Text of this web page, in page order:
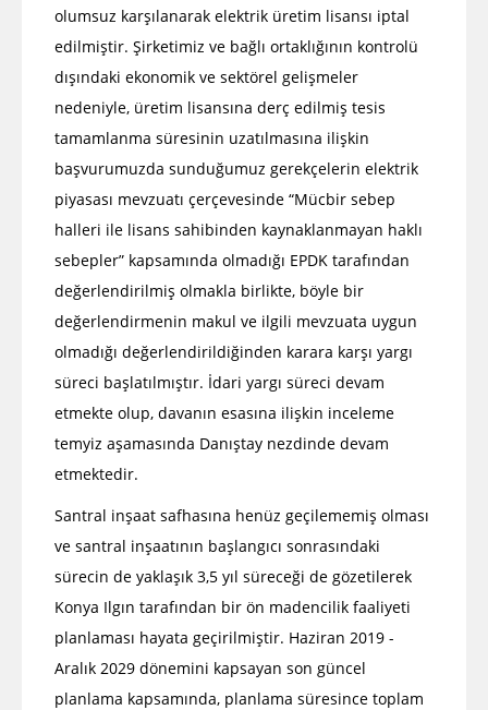
olumsuz karşılanarak elektrik üretim lisansı iptal
edilmiştir. Şirketimiz ve bağlı ortaklığının kontrolü
dışındaki ekonomik ve sektörel gelişmeler
nedeniyle, üretim lisansına derç edilmiş tesis
tamamlanma süresinin uzatılmasına ilişkin
başvurumuzda sunduğumuz gerekçelerin elektrik
piyasası mevzuatı çerçevesinde “Mücbir sebep
halleri ile lisans sahibinden kaynaklanmayan haklı
sebepler” kapsamında olmadığı EPDK tarafından
değerlendirilmiş olmakla birlikte, böyle bir
değerlendirmenin makul ve ilgili mevzuata uygun
olmadığı değerlendirildiğinden karara karşı yargı
süreci başlatılmıştır. İdari yargı süreci devam
etmekte olup, davanın esasına ilişkin inceleme
temyiz aşamasında Danıştay nezdinde devam
etmektedir.
Santral inşaat safhasına henüz geçilememiş olması
ve santral inşaatının başlangıcı sonrasındaki
sürecin de yaklaşık 3,5 yıl süreceği de gözetilerek
Konya Ilgın tarafından bir ön madencilik faaliyeti
planlaması hayata geçirilmiştir. Haziran 2019 -
Aralık 2029 dönemini kapsayan son güncel
planlama kapsamında, planlama süresince toplam